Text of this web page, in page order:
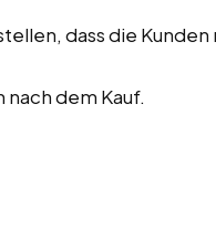
dass die Kunden
dem Kauf.